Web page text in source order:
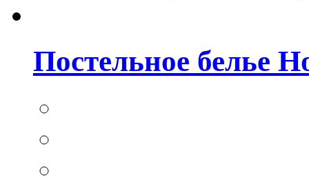
Постельное белье